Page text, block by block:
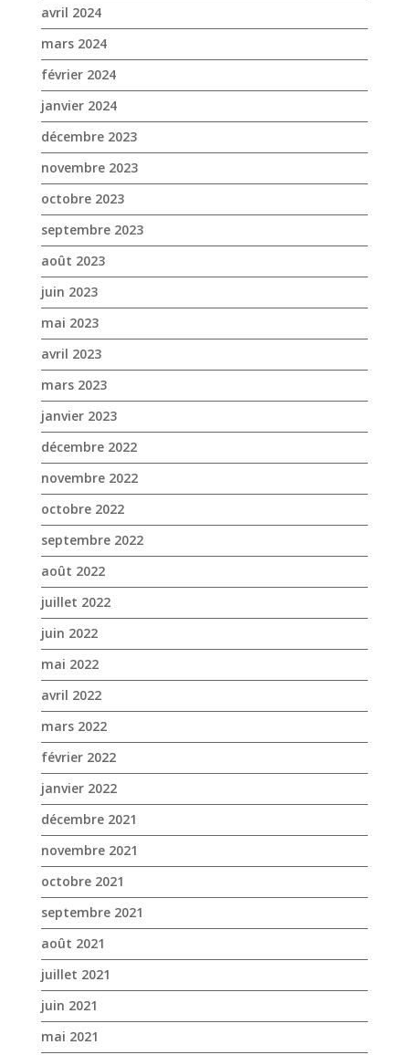
avril 2024
mars 2024
février 2024
janvier 2024
décembre 2023
novembre 2023
octobre 2023
septembre 2023
août 2023
juin 2023
mai 2023
avril 2023
mars 2023
janvier 2023
décembre 2022
novembre 2022
octobre 2022
septembre 2022
août 2022
juillet 2022
juin 2022
mai 2022
avril 2022
mars 2022
février 2022
janvier 2022
décembre 2021
novembre 2021
octobre 2021
septembre 2021
août 2021
juillet 2021
juin 2021
mai 2021